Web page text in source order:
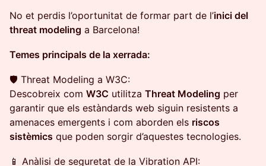
No et perdis l’oportunitat de formar part de l’inici del
threat modeling a Barcelona!
Temes principals de la xerrada:
🛡️ Threat Modeling a W3C:
Descobreix com W3C utilitza Threat Modeling per
garantir que els estàndards web siguin resistents a
amenaces emergents i com aborden els riscos
sistèmics que poden sorgir d’aquestes tecnologies.
📱 Anàlisi de seguretat de la Vibration API: